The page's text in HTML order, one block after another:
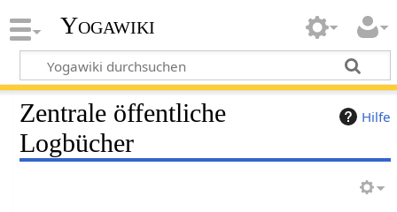
Yogawiki
Hilfe
Zentrale öffentliche
Logbücher